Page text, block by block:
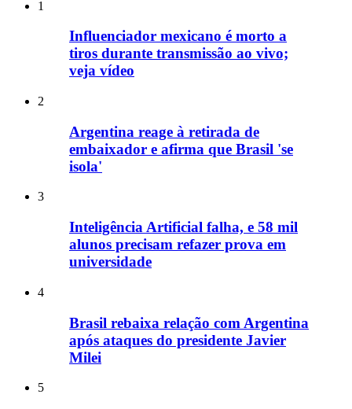
1
Influenciador mexicano é morto a
tiros durante transmissão ao vivo;
veja vídeo
2
Argentina reage à retirada de
embaixador e afirma que Brasil 'se
isola'
3
Inteligência Artificial falha, e 58 mil
alunos precisam refazer prova em
universidade
4
Brasil rebaixa relação com Argentina
após ataques do presidente Javier
Milei
5